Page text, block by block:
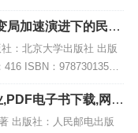
[高清扫描版PDF格式] 内
局加速演进下的民族
：北京大学出版社 出版
416 ISBN：97873013541
清扫描版PDF格式] 内容
电子书下载,网盘
出版社：人民邮电出版